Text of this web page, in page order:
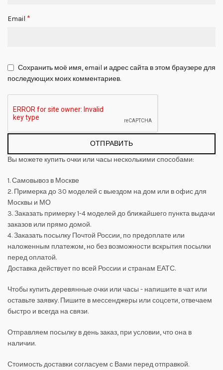
Email *
Сохранить моё имя, email и адрес сайта в этом браузере для
последующих моих комментариев.
Вы можете купить очки или часы несколькими способами:
1. Самовывоз в Москве
2. Примерка до 30 моделей с выездом на дом или в офис для
Москвы и МО
3. Заказать примерку 1-4 моделей до ближайшего пункта выдачи
заказов или прямо домой.
4. Заказать посылку Почтой России, по предоплате или
наложенным платежом, но без возможности вскрытия посылки
перед оплатой.
Доставка действует по всей России и странам ЕАТС.
Чтобы купить деревянные очки или часы - напишите в чат или
оставьте заявку. Пишите в мессенджеры или соцсети, отвечаем
быстро и всегда на связи.
Отправляем посылку в день заказ, при условии, что она в
наличии.
Стоимость доставки согласуем с Вами перед отправкой.